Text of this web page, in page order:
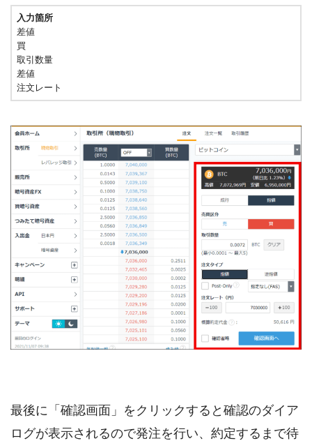
入力箇所
差値
買
取引数量
差値
注文レート
最後に「確認画面」をクリックすると確認のダイア
ログが表示されるので発注を行い、約定するまで待